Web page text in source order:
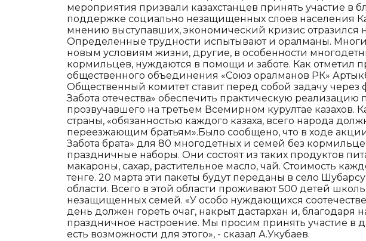
мероприятия призвали казахстанцев принять участие в
поддержке социально незащищенных слоев населения
мнению выступавших, экономический кризис отразился
Определенные трудности испытывают и оралманы.
новым условиям жизни, другие, в особенности
кормильцев, нуждаются в помощи и заботе. Как отметил
общественного объединения «Союз оралманов РК»
Общественный комитет ставит перед собой задачу через
Забота отечества» обеспечить практическую реализацию
прозвучавшего на третьем Всемирном курултае казахов.
страны, «обязанностью каждого казаха, всего народа
переезжающим братьям».Было сообщено, что в ходе акции
Забота брата» для 80 многодетных и семей без
праздничные наборы. Они состоят из таких продуктов
макароны, сахар, растительное масло, чай. Стоимость
тенге. 20 марта эти пакеты будут переданы в село
области. Всего в этой области проживают 500 детей
незащищенных семей. «У особо нуждающихся
день должен гореть очаг, накрыт дастархан и, благодаря
праздничное настроение. Мы просим принять участие в
есть возможности для этого», - сказал А.Укубаев.